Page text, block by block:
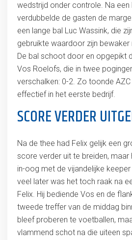
wedstrijd onder controle. Na een
verdubbelde de gasten de
een lange bal Luc Wassink, die
gebruikte waardoor zijn bewaker
De bal schoot door en opgepikt
Vos Roelofs, die in twee
verschalken: 0-2. Zo toonde
effectief in het eerste bedrijf.
SCORE VERDER
Na de thee had Felix gelijk een
score verder uit te breiden,
in-oog met de vijandelijke
veel later was het toch raak na
Felix. Hij bediende Vos en de
tweede treffer van de middag
bleef proberen te voetballen,
vlammend schot na die uiteen